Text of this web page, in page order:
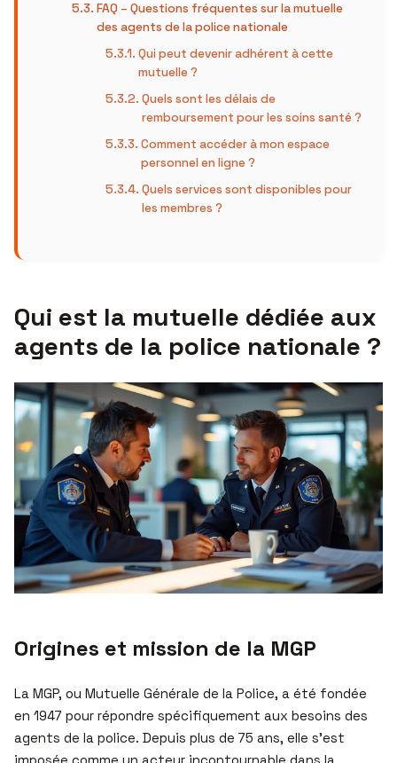
FAQ – Questions fréquentes sur la mutuelle
des agents de la police nationale
Qui peut devenir adhérent à cette
mutuelle ?
Quels sont les délais de
remboursement pour les soins santé ?
Comment accéder à mon espace
personnel en ligne ?
Quels services sont disponibles pour
les membres ?
Qui est la mutuelle dédiée aux
agents de la police nationale ?
Origines et mission de la MGP
La MGP, ou Mutuelle Générale de la Police, a été fondée
en 1947 pour répondre spécifiquement aux besoins des
agents de la police. Depuis plus de 75 ans, elle s’est